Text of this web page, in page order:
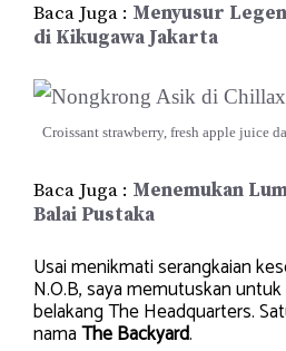
Baca Juga : Menyusur
di Kikugawa Jakarta
Croissant strawberry, fresh apple juice
Baca Juga : Menemukan
Balai Pustaka
Usai menikmati serangkaian
N.O.B, saya memutuskan
belakang The Headquarters.
namaThe Backyard.